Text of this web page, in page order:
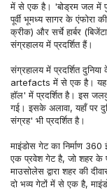
में से एक है। 'बोड्रम जल में
पूर्वी भूमध्य सागर के एंफोरा
क्रीक) और सर्चे हार्बर
संग्रहालय में प्रदर्शित हैं।
संग्रहालय में प्रदर्शित
artefacts में से एक है। यह
हॉल' में प्रदर्शित है। इस
गई। इसके अलावा, यहाँ पर
संग्रह' भी प्रदर्शित है।
माइंडोस गेट का निर्माण 360
एक प्रवेश गेट है, जो शहर के
माउसोलेस द्वारा शहर की
दो भव्य गेटों में से एक है,